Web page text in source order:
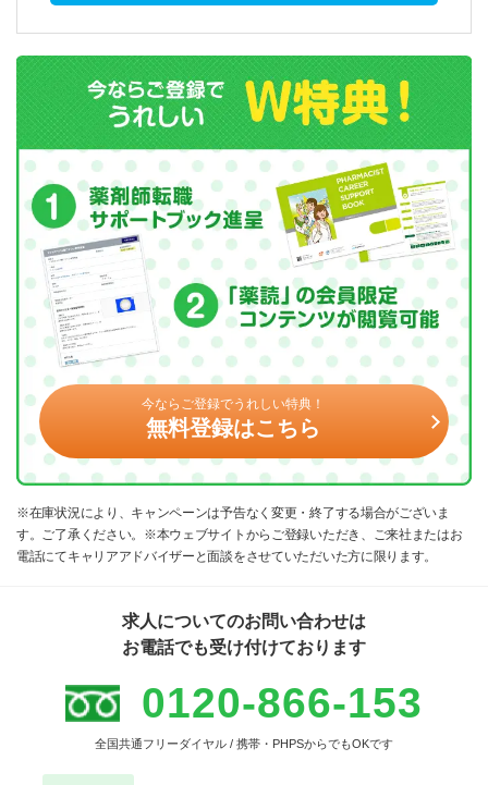
今ならご登録でうれしい特典！
無料登録はこちら
※在庫状況により、キャンペーンは予告なく変更・終了する場合がございま
す。ご了承ください。※本ウェブサイトからご登録いただき、ご来社またはお
電話にてキャリアアドバイザーと面談をさせていただいた方に限ります。
求人についてのお問い合わせは
お電話でも受け付けております
0120-866-153
全国共通フリーダイヤル / 携帯・PHPSからでもOKです